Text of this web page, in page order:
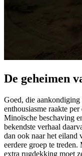
De geheimen
Goed, die aankondiging
enthousiasme raakte
Minoïsche beschaving
bekendste verhaal
dan ook naar het eiland
eerdere groep te
extra rugdekking moet